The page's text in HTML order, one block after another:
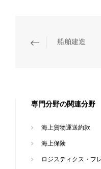
船舶建造
専門分野の関連分野
海上貨物運送約款
海上保険
ロジスティクス・フ